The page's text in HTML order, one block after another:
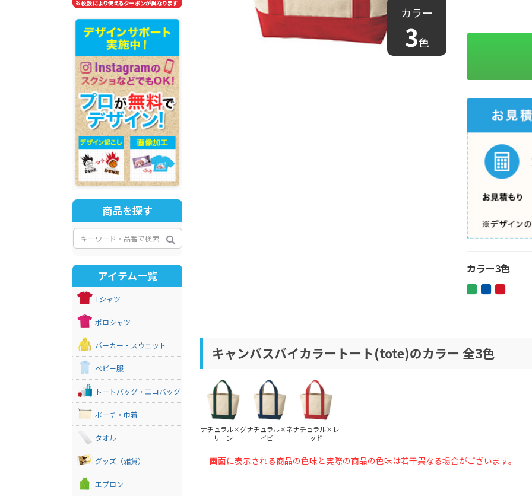
カラー
3色
カラー3色
キャンバスバイカラートート(tote)のカラー 全3色
ナチュラル×グ
リーン
ナチュラル×ネ
イビー
ナチュラル×レ
ッド
画面に表示される商品の色味と実際の商品の色味は若干異なる場合がございます。
商品を探す
アイテム一覧
Tシャツ
ポロシャツ
パーカー・スウェット
ベビー服
トートバッグ・エコバッグ
ポーチ・巾着
タオル
グッズ（雑貨）
エプロン